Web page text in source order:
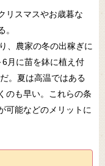
リスマスやお歳暮な
、農家の冬の出稼ぎに
月に苗を鉢に植え付
。夏は高温ではある
のも早い。これらの条
可能などのメリットに